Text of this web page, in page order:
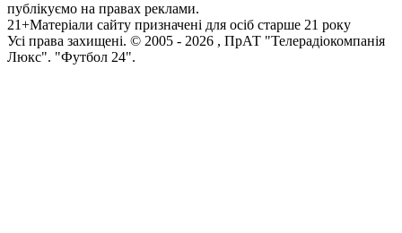
публікуємо на правах реклами.
21+Матеріали сайту призначені для осіб старше 21 року
Усi права захищенi. © 2005 - 2026 , ПрАТ "Телерадіокомпанія
Люкс". "Футбол 24".